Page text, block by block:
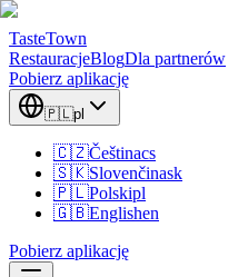
TasteTown
RestauracjeBlogDla partnerów
Pobierz aplikację
🇵🇱pl
🇨🇿Češtinacs
🇸🇰Slovenčinask
🇵🇱Polskipl
🇬🇧Englishen
Pobierz aplikację